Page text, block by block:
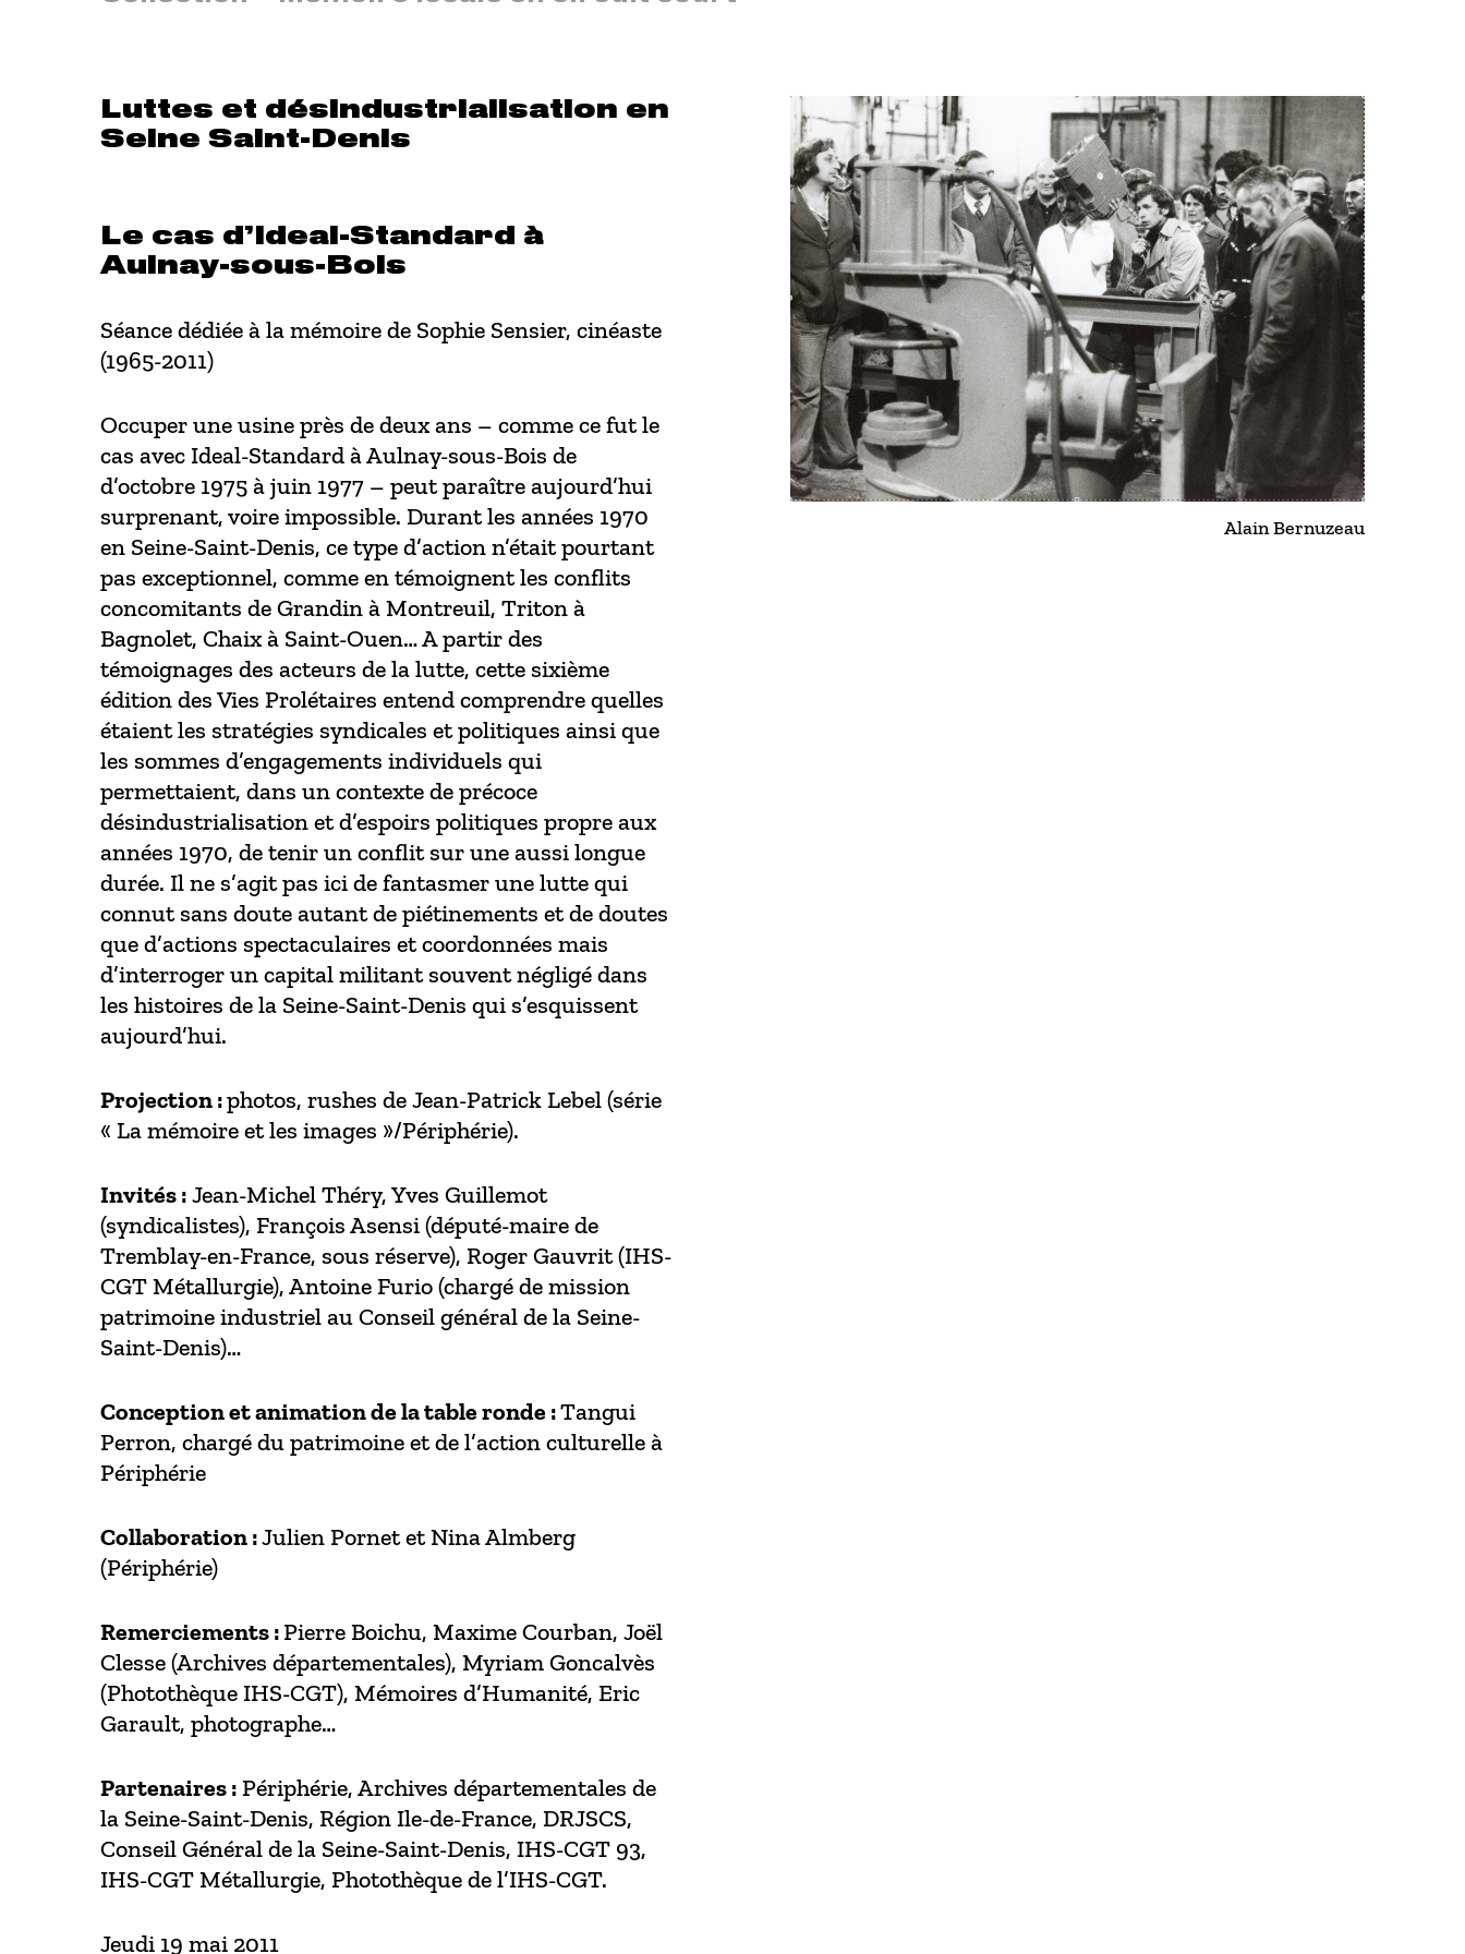
Luttes et désindustrialisation en
Seine Saint-Denis
Le cas d’Ideal-Standard à
Aulnay-sous-Bois
Séance dédiée à la mémoire de Sophie Sensier, cinéaste
(1965-2011)
Occuper une usine près de deux ans – comme ce fut le
cas avec Ideal-Standard à Aulnay-sous-Bois de
d’octobre 1975 à juin 1977 – peut paraître aujourd’hui
surprenant, voire impossible. Durant les années 1970
en Seine-Saint-Denis, ce type d’action n’était pourtant
pas exceptionnel, comme en témoignent les conflits
concomitants de Grandin à Montreuil, Triton à
Bagnolet, Chaix à Saint-Ouen… A partir des
témoignages des acteurs de la lutte, cette sixième
édition des Vies Prolétaires entend comprendre quelles
étaient les stratégies syndicales et politiques ainsi que
les sommes d’engagements individuels qui
permettaient, dans un contexte de précoce
désindustrialisation et d’espoirs politiques propre aux
années 1970, de tenir un conflit sur une aussi longue
durée. Il ne s’agit pas ici de fantasmer une lutte qui
connut sans doute autant de piétinements et de doutes
que d’actions spectaculaires et coordonnées mais
d’interroger un capital militant souvent négligé dans
les histoires de la Seine-Saint-Denis qui s’esquissent
aujourd’hui.
Projection :photos, rushes de Jean-Patrick Lebel (série
« La mémoire et les images »/Périphérie).
Invités : Jean-Michel Théry, Yves Guillemot
(syndicalistes), François Asensi (député-maire de
Tremblay-en-France, sous réserve), Roger Gauvrit (IHS-
CGT Métallurgie), Antoine Furio (chargé de mission
patrimoine industriel au Conseil général de la Seine-
Saint-Denis)…
Conception et animation de la table ronde :Tangui
Perron, chargé du patrimoine et de l’action culturelle à
Périphérie
Collaboration :Julien Pornet et Nina Almberg
(Périphérie)
Remerciements :Pierre Boichu, Maxime Courban, Joël
Clesse (Archives départementales), Myriam Goncalvès
(Photothèque IHS-CGT), Mémoires d’Humanité, Eric
Garault, photographe…
Partenaires : Périphérie, Archives départementales de
la Seine-Saint-Denis, Région Ile-de-France, DRJSCS,
Conseil Général de la Seine-Saint-Denis, IHS-CGT 93,
IHS-CGT Métallurgie, Photothèque de l’IHS-CGT.
Jeudi 19 mai 2011
Alain Bernuzeau